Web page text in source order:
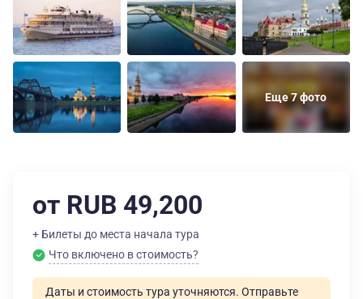
Еще 7 фото
от RUB 49,200
+ Билеты до места начала тура
Что включено в стоимость?
Даты и стоимость тура уточняются. Отправьте